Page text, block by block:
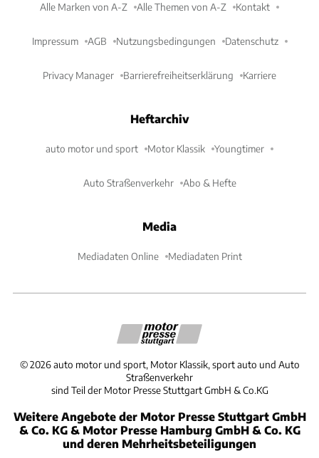
Alle Marken von A-Z Alle Themen von A-Z Kontakt
Impressum AGB Nutzungsbedingungen Datenschutz
Privacy Manager Barrierefreiheitserklärung Karriere
Heftarchiv
auto motor und sport Motor Klassik Youngtimer
Auto Straßenverkehr Abo & Hefte
Media
Mediadaten Online Mediadaten Print
©2026 auto motor und sport, Motor Klassik, sport auto und Auto
Straßenverkehr
sind Teil der Motor Presse Stuttgart GmbH & Co.KG
Weitere Angebote der Motor Presse Stuttgart GmbH
& Co. KG & Motor Presse Hamburg GmbH & Co. KG
und deren Mehrheitsbeteiligungen